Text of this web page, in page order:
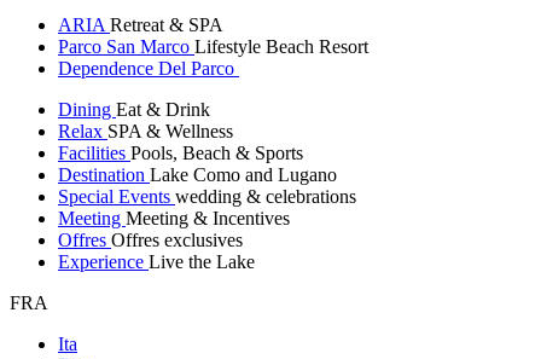
ARIA Retreat & SPA
Parco San Marco Lifestyle Beach Resort
Dependence Del Parco
Dining Eat & Drink
Relax SPA & Wellness
Facilities Pools, Beach & Sports
Destination Lake Como and Lugano
Special Events wedding & celebrations
Meeting Meeting & Incentives
Offres Offres exclusives
Experience Live the Lake
FRA
Ita